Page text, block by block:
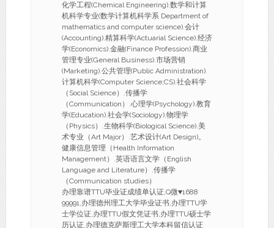
化学工程(Chemical Engineering).数学和计算
机科学专业(数学计算机科学系 Department of
mathematics and computer science).会计
(Accounting).精算科学(Actuarial Science).经济
学(Economics).金融(Finance Profession).商业
管理专业(General Business).市场营销
(Marketing).公共管理(Public Administration).
计算机科学(Computer Science;CS).社会科学
（Social Science）.传播学
（Communication）.心理学(Psychology).教育
学(Education).社会学(Sociology).物理学
（Physics）.生物科学(Biological Science).美
术专业（Art Major）.艺术设计(Art Design)。
健康信息管理（Health Information
Management）.英语语言文学（English
Language and Literature）.传播学
（Communication studies）
办理靠谱TTU毕业证成绩单认证,Q微♥1688
99991,办理德州理工大学毕业证书,办理TTU学
士学位证,办理TTU假文凭证书,办理TTU硕士学
历认证,办理德克萨斯理工大学本科留信认证